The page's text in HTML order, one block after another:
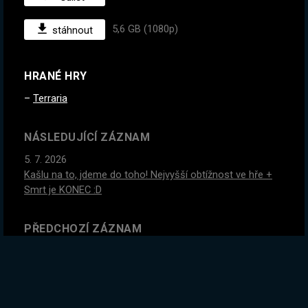
stáhnout 5,6 GB (1080p)
HRANÉ HRY
Terraria
NÁSLEDUJÍCÍ ZÁZNAM
5. 7. 2026
Kašlu na to, jdeme do toho! Nejvyšší obtížnost ve hře +
Smrt je KONEC :D
PŘEDCHOZÍ ZÁZNAM